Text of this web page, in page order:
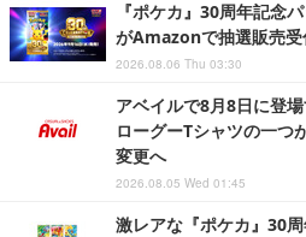
『ポケカ』30周年記念
がAmazonで抽選販売
2026.08.06 Thu 03:30
アベイルで8月8日に登
ローグーTシャツの一つ
変更へ
2026.08.05 Wed 01:45
激レアな『ポケカ』30